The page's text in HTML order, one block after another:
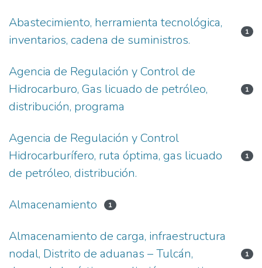
Abastecimiento, herramienta tecnológica,
inventarios, cadena de suministros.
1
Agencia de Regulación y Control de
Hidrocarburo, Gas licuado de petróleo,
distribución, programa
1
Agencia de Regulación y Control
Hidrocarburífero, ruta óptima, gas licuado
de petróleo, distribución.
1
Almacenamiento 1
Almacenamiento de carga, infraestructura
nodal, Distrito de aduanas – Tulcán,
1